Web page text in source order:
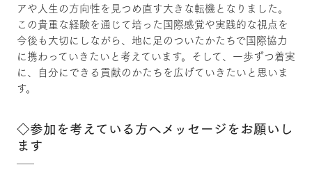
アや人生の方向性を見つめ直す大きな転機となりました。
この貴重な経験を通じて培った国際感覚や実践的な視点を
今後も大切にしながら、地に足のついたかたちで国際協力
に携わっていきたいと考えています。そして、一歩ずつ着実
に、自分にできる貢献のかたちを広げていきたいと思いま
す。
◇参加を考えている方へメッセージをお願いし
ます